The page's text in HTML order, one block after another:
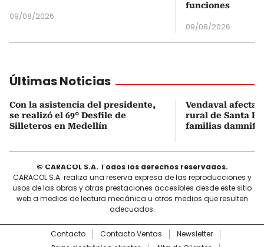
09/08/2026
funciones
09/08/2026
Últimas Noticias
Con la asistencia del presidente,
se realizó el 69° Desfile de
Silleteros en Medellín
Vendaval afecta
rural de Santa
familias
© CARACOL S.A. Todos los derechos reservados.
CARACOL S.A. realiza una reserva expresa de las reproducciones y
usos de las obras y otras prestaciones accesibles desde este sitio
web a medios de lectura mecánica u otros medios que resulten
adecuados.
Contacto Contacto Ventas
Newsletter